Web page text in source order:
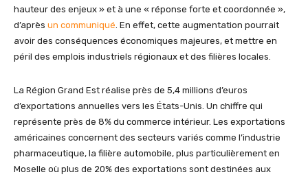
hauteur des enjeux » et à une « réponse forte et coordonnée »,
d’après un communiqué. En effet, cette augmentation pourrait
avoir des conséquences économiques majeures, et mettre en
péril des emplois industriels régionaux et des filières locales.
La Région Grand Est réalise près de 5,4 millions d’euros
d’exportations annuelles vers les États-Unis. Un chiffre qui
représente près de 8% du commerce intérieur. Les exportations
américaines concernent des secteurs variés comme l’industrie
pharmaceutique, la filière automobile, plus particulièrement en
Moselle où plus de 20% des exportations sont destinées aux